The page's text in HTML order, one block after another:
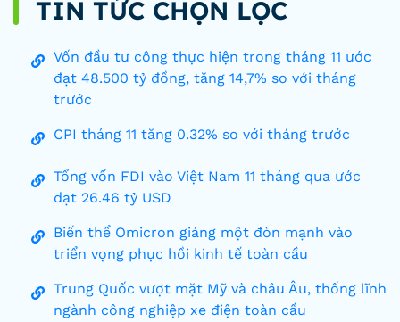
TIN TỨC CHỌN LỌC
Vốn đầu tư công thực hiện trong tháng 11 ước
đạt 48.500 tỷ đồng, tăng 14,7% so với tháng
trước
CPI tháng 11 tăng 0.32% so với tháng trước
Tổng vốn FDI vào Việt Nam 11 tháng qua ước
đạt 26.46 tỷ USD
Biến thể Omicron giáng một đòn mạnh vào
triển vọng phục hồi kinh tế toàn cầu
Trung Quốc vượt mặt Mỹ và châu Âu, thống lĩnh
ngành công nghiệp xe điện toàn cầu